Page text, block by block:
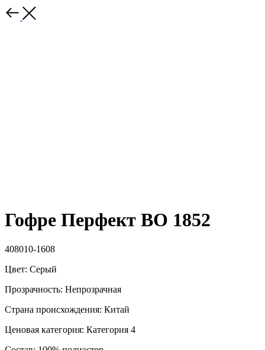
Гофре Перфект BO 1852
408010-1608
Цвет: Серый
Прозрачность: Непрозрачная
Страна происхождения: Китай
Ценовая категория: Категория 4